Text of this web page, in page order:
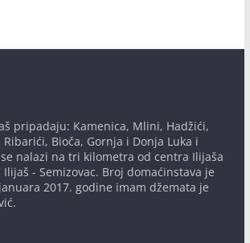
pripadaju: Kamenica, Mlini, Hadžići,
Ribarići, Bioča, Gornja i Donja Luka i
nalazi na tri kilometra od centra Ilijaša
- Semizovac. Broj domaćinstava je
2017. godine imam džemata je